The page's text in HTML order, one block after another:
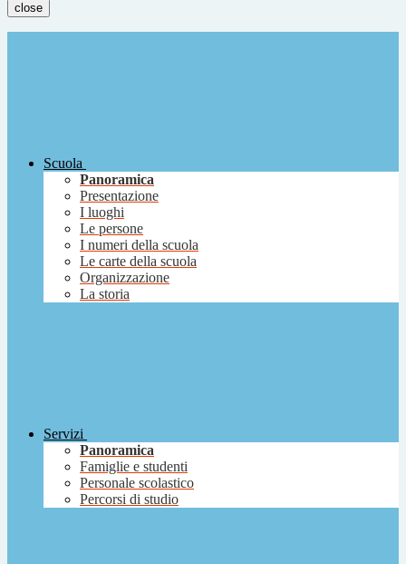
close
Scuola
Panoramica
Presentazione
I luoghi
Le persone
I numeri della scuola
Le carte della scuola
Organizzazione
La storia
Servizi
Panoramica
Famiglie e studenti
Personale scolastico
Percorsi di studio